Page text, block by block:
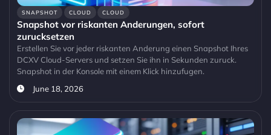
SNAPSHOT CLOUD CLOUD
Snapshot vor riskanten Anderungen, sofort
zurucksetzen
Erstellen Sie vor jeder riskanten Anderung einen Snapshot Ihres
DCXV Cloud-Servers und setzen Sie ihn in Sekunden zuruck.
Snapshot in der Konsole mit einem Klick hinzufugen.
June 18, 2026